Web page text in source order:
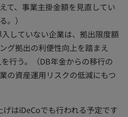
て、事業主掛金額を見直してい
。）
していない企業は、拠出限度額
グ拠出の利便性向上を踏まえ
行う。（DB年金からの移行の
の資産運用リスクの低減にもつ
はiDeCoでも行われる予定です